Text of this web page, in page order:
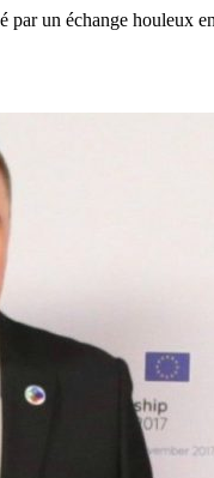
par un échange